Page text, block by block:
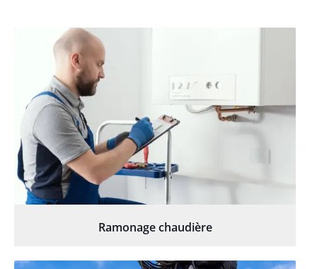
Ramonage chaudière